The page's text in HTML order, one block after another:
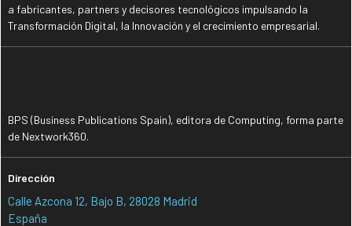
a fabricantes, partners y decisores tecnológicos impulsando la
Transformación Digital, la Innovación y el crecimiento empresarial.
BPS (Business Publications Spain), editora de Computing, forma parte
de Nextwork360.
Dirección
Calle Azcona 12, Bajo B, 28028 Madrid
España